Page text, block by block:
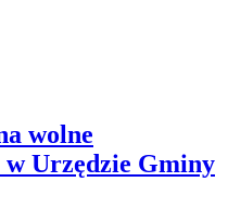
wolne
w Urzędzie Gminy